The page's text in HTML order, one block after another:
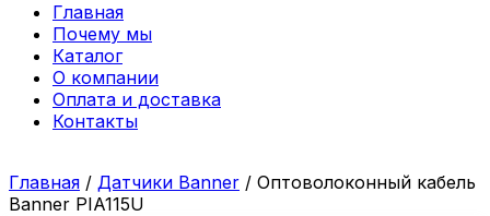
Главная
Почему мы
Каталог
О компании
Оплата и доставка
Контакты
Главная / Датчики Banner / Оптоволоконный кабель
Banner PIA115U